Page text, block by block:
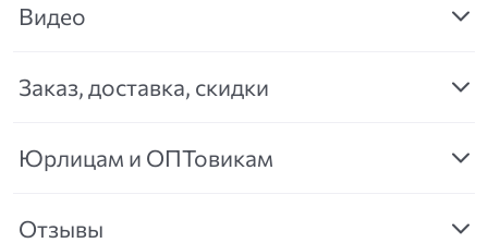
Видео
Заказ, доставка, скидки
Юрлицам и ОПТовикам
Отзывы